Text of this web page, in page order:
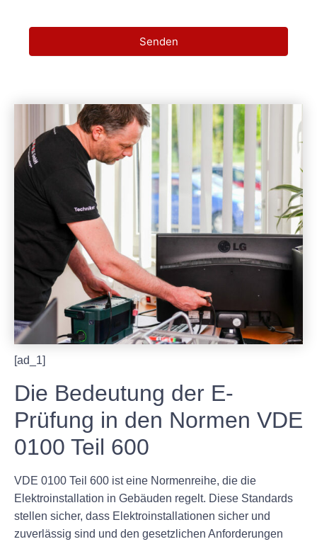
Senden
[ad_1]
Die Bedeutung der E-
Prüfung in den Normen VDE
0100 Teil 600
VDE 0100 Teil 600 ist eine Normenreihe, die die
Elektroinstallation in Gebäuden regelt. Diese Standards
stellen sicher, dass Elektroinstallationen sicher und
zuverlässig sind und den gesetzlichen Anforderungen